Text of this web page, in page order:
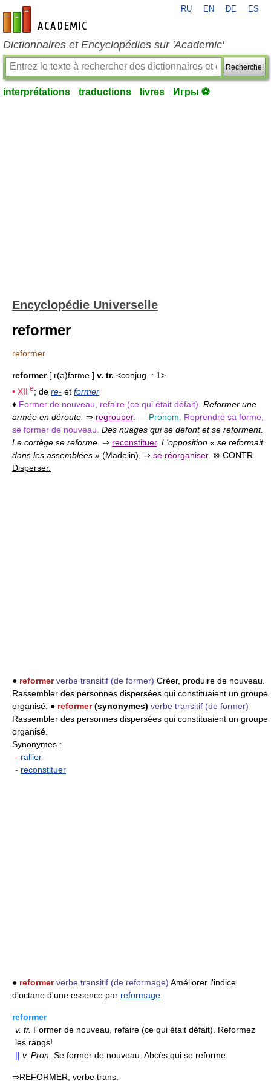
fr-academic.com
RU EN DE ES
Dictionnaires et Encyclopédies sur 'Academic'
Recherche!
interprétations traductions livres Игры ⚽
Encyclopédie Universelle
reformer
reformer
reformer[ r(ə)fɔrme ] v. tr. <conjug. : 1>
• XII e; de re- et former
♦ Former de nouveau, refaire (ce qui était défait). Reformer une
armée en déroute. ⇒ regrouper. — Pronom.
Reprendre sa forme,
se former de nouveau. Des nuages qui se défont et se reforment.
Le cortège se reforme. ⇒ reconstituer. L'opposition « se reformait
dans les assemblées » (Madelin) ⇒ se réorganiser. ⊗ CONTR.
Disperser.
● reformer verbe transitif (de former) Créer, produire de nouveau.
Rassembler des personnes dispersées qui constituaient un groupe
organisé. ● reformer(synonymes) verbe transitif (de former)
Rassembler des personnes dispersées qui constituaient un groupe
organisé.
Synonymes :
- rallier
- reconstituer
● reformer verbe transitif (de reformage) Améliorer l'indice
d'octane d'une essence par reformage
reformer
v. tr. Former de nouveau, refaire (ce qui était défait). Reformez
les rangs!
|| v. Pron. Se former de nouveau. Abcès qui se reforme.
⇒REFORMER, verbe trans.